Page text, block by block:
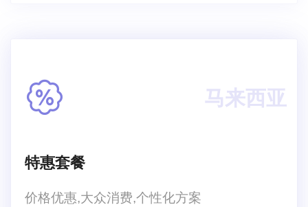
马来西亚
特惠套餐
价格优惠,大众消费,个性化方案